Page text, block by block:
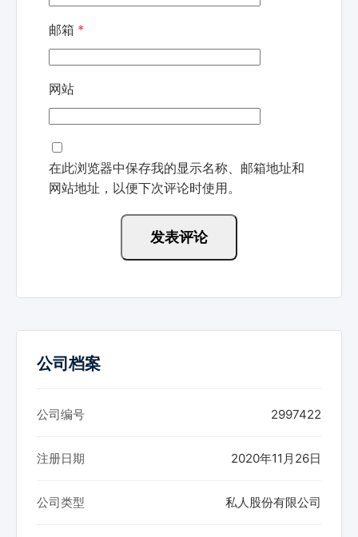
邮箱 *
网站
在此浏览器中保存我的显示名称、邮箱地址和
网站地址，以便下次评论时使用。
公司档案
公司编号 2997422
注册日期 2020年11月26日
公司类型 私人股份有限公司